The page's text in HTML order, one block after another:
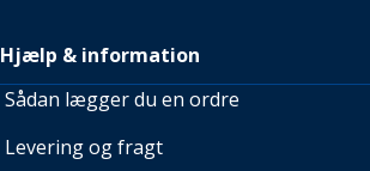
Hjælp & information
Sådan lægger du en ordre
Levering og fragt